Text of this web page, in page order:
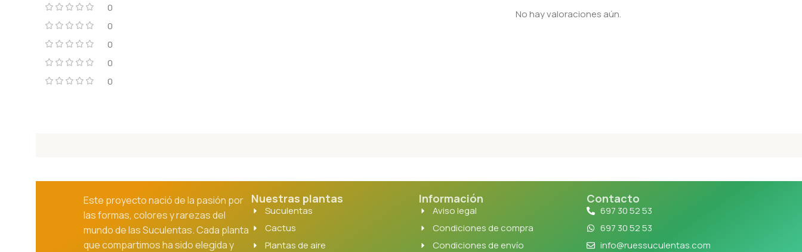
0
0
0
0
0
No hay valoraciones aún.
Este proyecto nació de la pasión por
las formas, colores y rarezas del
mundo de las Suculentas. Cada planta
que compartimos ha sido elegida y
Nuestras plantas
Suculentas
Cactus
Plantas de aire
Información
Aviso legal
Condiciones de compra
Condiciones de envío
Contacto
697 30 52 53
697 30 52 53
info@ruessuculentas.com